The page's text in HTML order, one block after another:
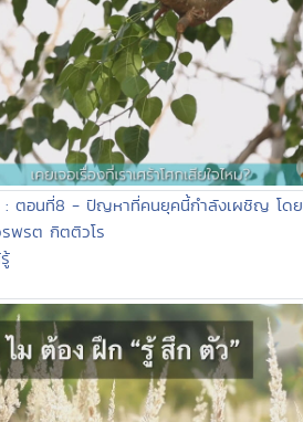
: ตอนที่8 - ปัญหาที่คนยุคนี้กำลังเผชิญ โดย
พรต กิตติวโร